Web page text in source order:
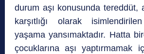
durum aşı konusunda tereddüt,
karşıtlığı olarak
yaşama yansımaktadır. Hatta
çocuklarına aşı yaptırmamak